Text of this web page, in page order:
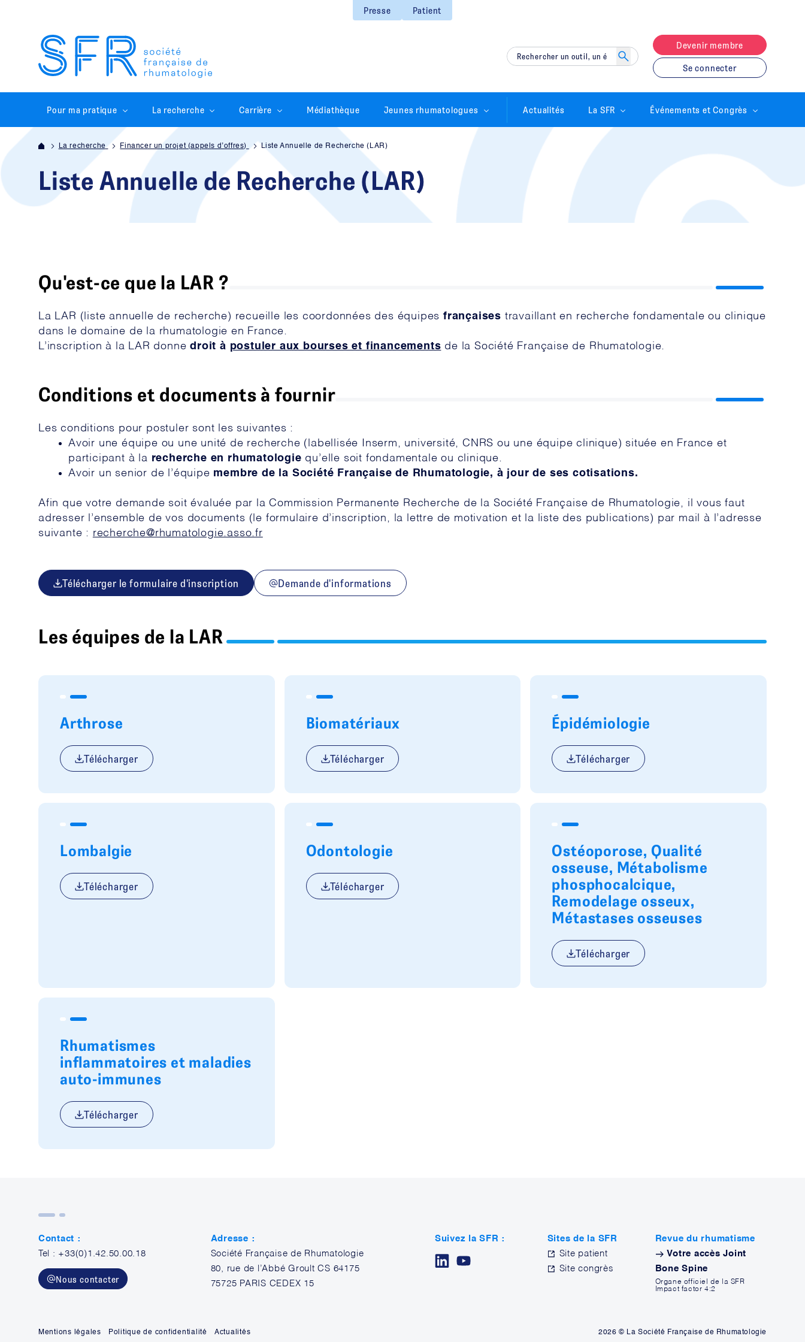
Presse Patient
Devenir membre
Se connecter
Pour ma pratique La recherche Carrière Médiathèque Jeunes rhumatologues Actualités La SFR Événements et Congrès
La recherche Financer un projet (appels d’offres) Liste Annuelle de Recherche (LAR)
Liste Annuelle de Recherche (LAR)
Qu'est-ce que la LAR ?
La LAR (liste annuelle de recherche) recueille les coordonnées des équipes françaises travaillant en recherche fondamentale ou clinique
dans le domaine de la rhumatologie en France.
L’inscription à la LAR donnedroit à postuler aux bourses et financements de la Société Française de Rhumatologie.
Conditions et documents à fournir
Les conditions pour postuler sont les suivantes :
Avoir une équipe ou une unité de recherche (labellisée Inserm, université, CNRS ou une équipe clinique) située en France et
participant à la recherche en rhumatologie qu’elle soit fondamentale ou clinique.
Avoir un senior de l’équipe membre de la Société Française de Rhumatologie, à jour de ses cotisations.
Afin que votre demande soit évaluée par la Commission Permanente Recherche de la Société Française de Rhumatologie, il vous faut
adresser l’ensemble de vos documents (le formulaire d’inscription, la lettre de motivation et la liste des publications) par mail à l’adresse
suivante : recherche@rhumatologie.asso.fr
Télécharger le formulaire d'inscription Demande d'informations
Les équipes de la LAR
Arthrose
Télécharger
Biomatériaux
Télécharger
Épidémiologie
Télécharger
Lombalgie
Télécharger
Odontologie
Télécharger
Ostéoporose, Qualité
osseuse, Métabolisme
phosphocalcique,
Remodelage osseux,
Métastases osseuses
Télécharger
Rhumatismes
inflammatoires et maladies
auto-immunes
Télécharger
Contact :
Tel : +33(0)1.42.50.00.18
Nous contacter
Adresse :
Société Française de Rhumatologie
80, rue de l’Abbé Groult CS 64175
75725 PARIS CEDEX 15
Suivez la SFR :
Sites de la SFR
Site patient
Site congrès
Revue du rhumatisme
Votre accès Joint
Bone Spine
Organe officiel de la SFR
Impact factor 4:2
Mentions légales Politique de confidentialité Actualités 2026 © La Société Française de Rhumatologie